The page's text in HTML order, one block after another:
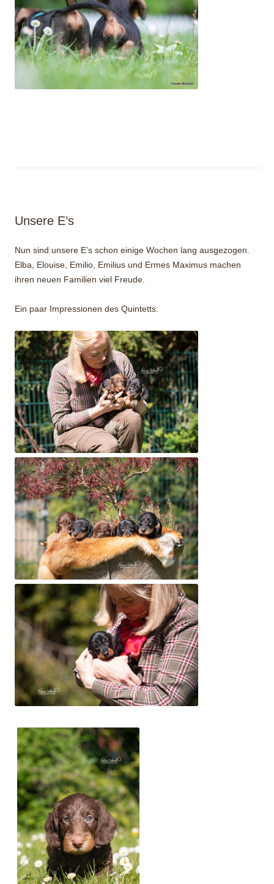
Unsere E’s
Nun sind unsere E’s schon einige Wochen lang ausgezogen.
Elba, Elouise, Emilio, Emilius und Ermes Maximus machen
ihren neuen Familien viel Freude.
Ein paar Impressionen des Quintetts: